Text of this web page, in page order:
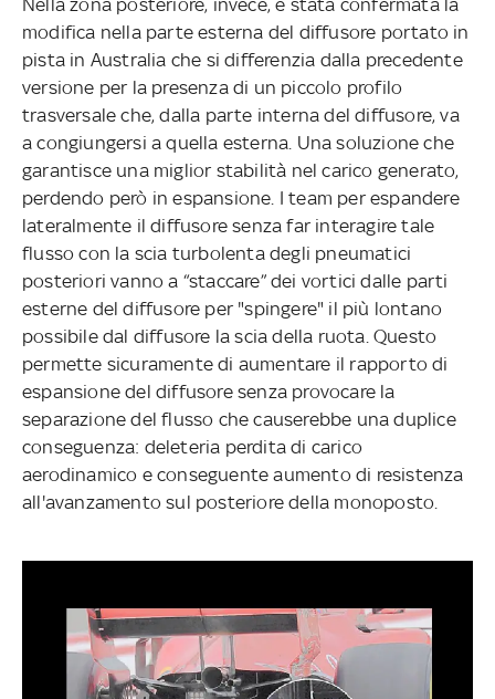
Nella zona posteriore, invece, è stata confermata la
modifica nella parte esterna del diffusore portato in
pista in Australia che si differenzia dalla precedente
versione per la presenza di un piccolo profilo
trasversale che, dalla parte interna del diffusore, va
a congiungersi a quella esterna. Una soluzione che
garantisce una miglior stabilità nel carico generato,
perdendo però in espansione. I team per espandere
lateralmente il diffusore senza far interagire tale
flusso con la scia turbolenta degli pneumatici
posteriori vanno a “staccare” dei vortici dalle parti
esterne del diffusore per "spingere" il più lontano
possibile dal diffusore la scia della ruota. Questo
permette sicuramente di aumentare il rapporto di
espansione del diffusore senza provocare la
separazione del flusso che causerebbe una duplice
conseguenza: deleteria perdita di carico
aerodinamico e conseguente aumento di resistenza
all'avanzamento sul posteriore della monoposto.